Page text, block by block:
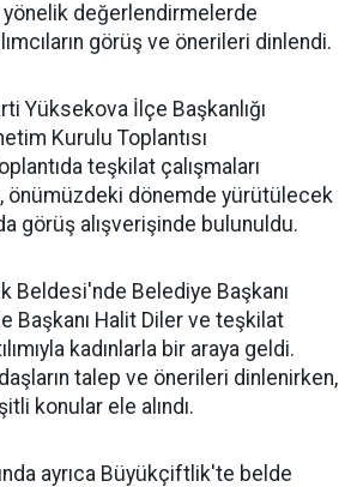
değerlendirmelerde
görüş ve önerileri dinlendi.
Yüksekova İlçe Başkanlığı
Kurulu Toplantısı
teşkilat çalışmaları
önümüzdeki dönemde yürütülecek
görüş alışverişinde bulunuldu.
Beldesi'nde Belediye Başkanı
Başkanı Halit Diler ve teşkilat
kadınlarla bir araya geldi.
talep ve önerileri dinlenirken,
konular ele alındı.
ayrıca Büyükçiftlik'te belde